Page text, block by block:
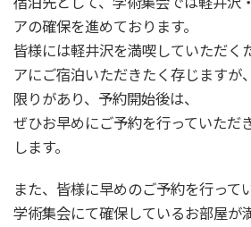
アの確保を進めております。
皆様には軽井沢を満喫していただく
アにご宿泊いただきたく存じますが
限りがあり、予約開始後は、
ぜひお早めにご予約を行っていただ
します。
また、皆様に早めのご予約を行って
学術集会にて確保しているお部屋が